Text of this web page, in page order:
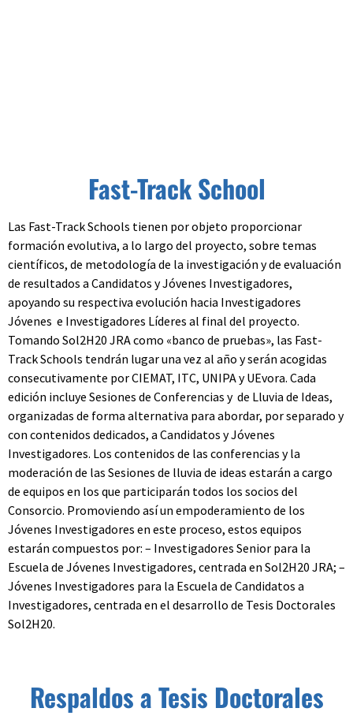
Fast-Track School
Las Fast-Track Schools tienen por objeto proporcionar
formación evolutiva, a lo largo del proyecto, sobre temas
científicos, de metodología de la investigación y de evaluación
de resultados a Candidatos y Jóvenes Investigadores,
apoyando su respectiva evolución hacia Investigadores
Jóvenes e Investigadores Líderes al final del proyecto.
Tomando Sol2H20 JRA como «banco de pruebas», las Fast-
Track Schools tendrán lugar una vez al año y serán acogidas
consecutivamente porCIEMAT, ITC, UNIPA y UEvora. Cada
edición incluye Sesiones de Conferencias y de Lluvia de Ideas,
organizadas de forma alternativa para abordar, por separado y
con contenidos dedicados, a Candidatos y Jóvenes
Investigadores. Los contenidos de las conferencias y la
moderación de las Sesiones de lluvia de ideas estarán a cargo
de equipos en los que participarán todos los socios del
Consorcio. Promoviendo así un empoderamiento de los
Jóvenes Investigadores en este proceso, estos equipos
estarán compuestos por: – Investigadores Senior para la
Escuela de Jóvenes Investigadores, centrada en Sol2H20 JRA; –
Jóvenes Investigadores para la Escuela de Candidatos a
Investigadores, centrada en el desarrollo de Tesis Doctorales
Sol2H20.
Respaldos a Tesis Doctorales